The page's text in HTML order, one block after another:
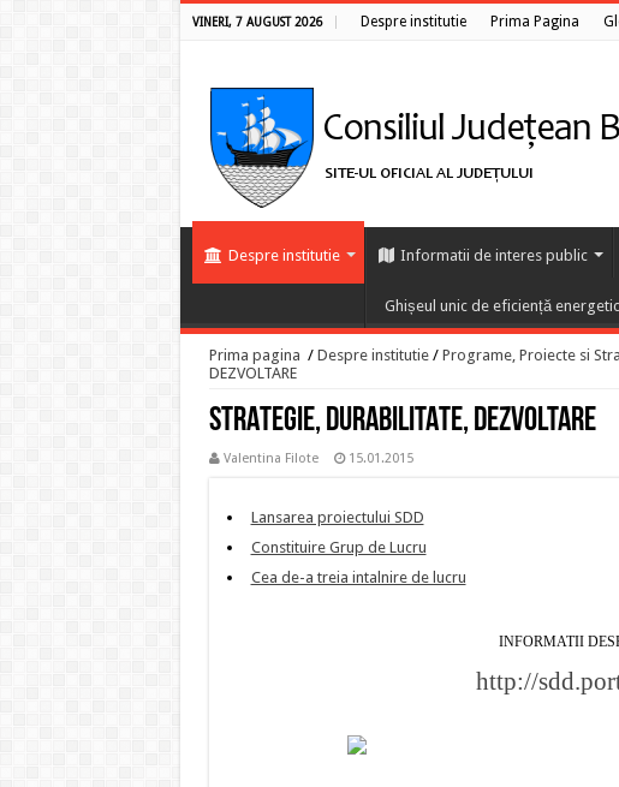
VINERI, 7 AUGUST 2026 Despre institutie Prima Pagina
Despre institutie Informatii de interes public
Ghișeul unic de eficiență
Prima pagina / Despre institutie / Programe, Proiecte si
DEZVOLTARE
STRATEGIE, DURABILITATE, DEZVOLTARE
Valentina Filote 15.01.2015
Lansarea proiectului SDD
Constituire Grup de Lucru
Cea de-a treia intalnire de lucru
INFORMATII
http://